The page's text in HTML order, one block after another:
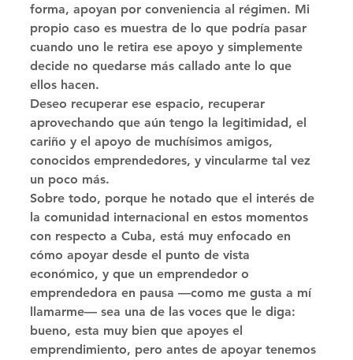
forma, apoyan por conveniencia al régimen. Mi
propio caso es muestra de lo que podría pasar
cuando uno le retira ese apoyo y simplemente
decide no quedarse más callado ante lo que
ellos hacen.
Deseo recuperar ese espacio, recuperar
aprovechando que aún tengo la legitimidad, el
cariño y el apoyo de muchísimos amigos,
conocidos emprendedores, y vincularme tal vez
un poco más.
Sobre todo, porque he notado que el interés de
la comunidad internacional en estos momentos
con respecto a Cuba, está muy enfocado en
cómo apoyar desde el punto de vista
económico, y que un emprendedor o
emprendedora en pausa —como me gusta a mí
llamarme— sea una de las voces que le diga:
bueno, esta muy bien que apoyes el
emprendimiento, pero antes de apoyar tenemos